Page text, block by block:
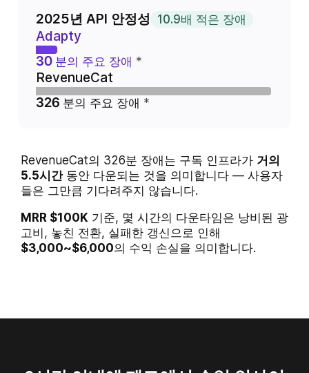
2025년 API 안정성 10.9배 적은 장애
Adapty
30 분의 주요 장애
RevenueCat
326 분의 주요 장애
RevenueCat의 326분 장애는 구독 인프라가 거의
5.5시간동안 다운되는 것을 의미합니다 — 사용자
들은 그만큼 기다려주지 않습니다.
MRR $100K 기준, 몇 시간의 다운타임은 낭비된 광
고비, 놓친 전환, 실패한 갱신으로 인해
$3,000~$6,000의 수익 손실을 의미합니다.